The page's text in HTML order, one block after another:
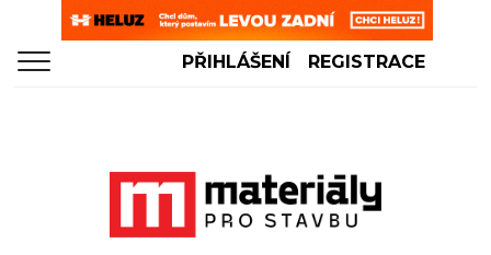
PŘIHLÁŠENÍ REGISTRACE